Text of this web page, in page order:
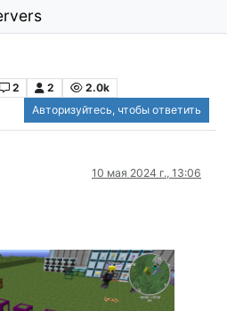
2 2
2.0k
Авторизуйтесь, чтобы ответить
10 мая 2024 г., 13:06